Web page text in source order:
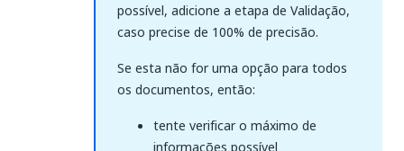
possível, adicione a etapa de Validação,
caso precise de 100% de precisão.
Se esta não for uma opção para todos
os documentos, então:
tente verificar o máximo de
informações possível